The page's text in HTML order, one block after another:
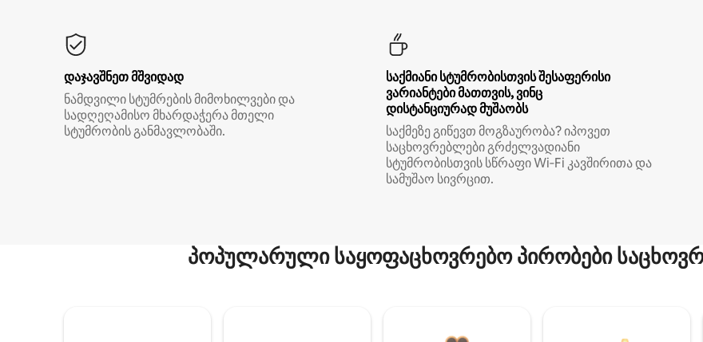
დაჯავშნეთ მშვიდად
ნამდვილი სტუმრების მიმოხილვები და
სადღეღამისო მხარდაჭერა მთელი
სტუმრობის განმავლობაში.
საქმიანი სტუმრობისთვის შესაფერისი
ვარიანტები მათთვის, ვინც
დისტანციურად მუშაობს
საქმეზე გიწევთ მოგზაურობა? იპოვეთ
საცხოვრებლები გრძელვადიანი
სტუმრობისთვის სწრაფი Wi‑Fi კავშირითა და
სამუშაო სივრცით.
პოპულარული საყოფაცხოვრებო პირობები